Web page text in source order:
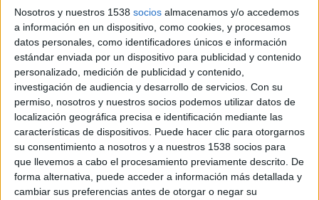
Nosotros y nuestros 1538 socios almacenamos y/o accedemos
a información en un dispositivo, como cookies, y procesamos
datos personales, como identificadores únicos e información
estándar enviada por un dispositivo para publicidad y contenido
personalizado, medición de publicidad y contenido,
investigación de audiencia y desarrollo de servicios. Con su
permiso, nosotros y nuestros socios podemos utilizar datos de
localización geográfica precisa e identificación mediante las
características de dispositivos. Puede hacer clic para otorgarnos
su consentimiento a nosotros y a nuestros 1538 socios para
que llevemos a cabo el procesamiento previamente descrito. De
forma alternativa, puede acceder a información más detallada y
cambiar sus preferencias antes de otorgar o negar su
17 DE MARZO DE 2020
Se confirman las nuevas fechas del gran evento
de los creativos para celebrar en San Sebastián, si
las circunstancias no lo impiden
Los Días C del Club de Creativos (c de c) se
celebrarán con conferencias y festival el jueves 8,
el viernes 9 y el sábado 10 de octubre.